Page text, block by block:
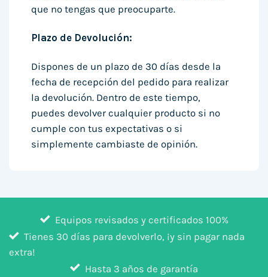
que no tengas que preocuparte.
Plazo de Devolución:
Dispones de un plazo de 30 días desde la
fecha de recepción del pedido para realizar
la devolución. Dentro de este tiempo,
puedes devolver cualquier producto si no
cumple con tus expectativas o si
simplemente cambiaste de opinión.
Equipos revisados y certificados 100%
Tienes 30 días para devolverlo, ¡y sin pagar nada
extra!
Hasta 3 años de garantía